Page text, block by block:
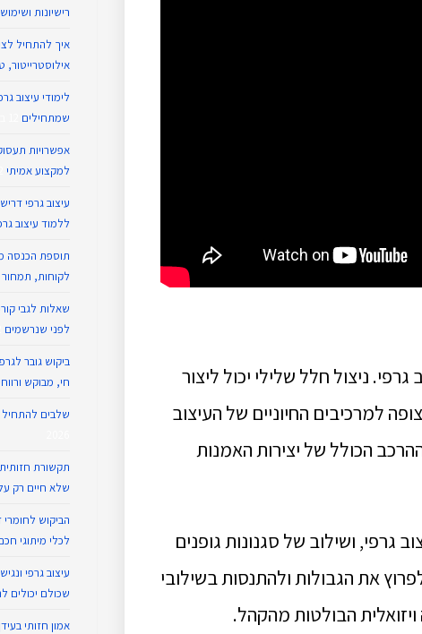
ניצול חלל שלילי יכול ליצור
למרכיבים החיוניים של העיצוב
הכולל של יצירות האמנות
ושילוב של סגנונות גופנים
את הגבולות ולהתנסות בשילובי
הבולטות מהקהל.
רישיונות
איך להתחיל
אילוסטרייטור,
לימודי עיצוב
שמתחילים
אפשרויות
למקצוע אמיתי
עיצוב גרפי
ללמוד עיצוב
תוספת הכנסה
לקוחות, תמחור
שאלות לגבי
לפני שנרשמים
ביקוש גובר
חי, מבוקש ורווחי
שלבים להתחיל
שלא חיים רק
לכלי מיתוגי
עיצוב גרפי
שכולם יכולים
אמון חזותי